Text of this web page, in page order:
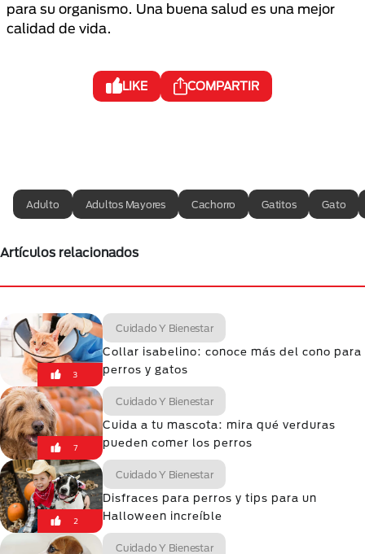
para su organismo. Una buena salud es una mejor
calidad de vida.
LIKE COMPARTIR
Adulto Adultos Mayores Cachorro Gatitos Gato
Artículos relacionados
3
Cuidado Y Bienestar
Collar isabelino: conoce más del cono para
perros y gatos
7
Cuidado Y Bienestar
Cuida a tu mascota: mira qué verduras
pueden comer los perros
2
Cuidado Y Bienestar
Disfraces para perros y tips para un
Halloween increíble
Cuidado Y Bienestar